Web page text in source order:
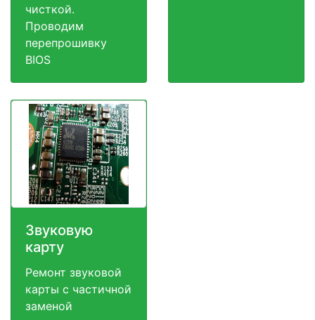
чисткой.
Проводим
перепрошивку
BIOS
Звуковую
карту
Ремонт звуковой
карты с частичной
заменой